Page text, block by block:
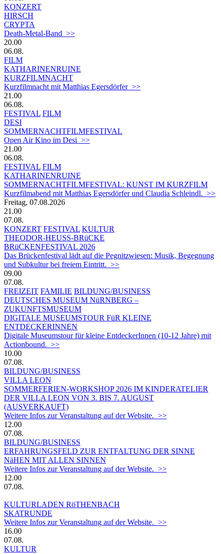
KONZERT
HIRSCH
CRYPTA
Death-Metal-Band >>
20.00
06.08.
FILM
KATHARINENRUINE
KURZFILMNACHT
Kurzfilmnacht mit Matthias Egersdörfer >>
21.00
06.08.
FESTIVAL FILM
DESI
SOMMERNACHTFILMFESTIVAL
Open Air Kino im Desi >>
21.00
06.08.
FESTIVAL FILM
KATHARINENRUINE
SOMMERNACHTFILMFESTIVAL: KUNST IM KURZFILM
Kurzfilmabend mit Matthias Egersdörfer und Claudia Schleindl. >>
Freitag, 07.08.2026
21.00
07.08.
KONZERT FESTIVAL KULTUR
THEODOR-HEUSS-BRüCKE
BRüCKENFESTIVAL 2026
Das Brückenfestival lädt auf die Pegnitzwiesen: Musik, Begegnung
und Subkultur bei freiem Eintritt. >>
09.00
07.08.
FREIZEIT FAMILIE BILDUNG/BUSINESS
DEUTSCHES MUSEUM NüRNBERG –
ZUKUNFTSMUSEUM
DIGITALE MUSEUMSTOUR FüR KLEINE
ENTDECKERINNEN
Digitale Museumstour für kleine EntdeckerInnen (10-12 Jahre) mit
Actionbound. >>
10.00
07.08.
BILDUNG/BUSINESS
VILLA LEON
SOMMERFERIEN-WORKSHOP 2026 IM KINDERATELIER
DER VILLA LEON VON 3. BIS 7. AUGUST
(AUSVERKAUFT)
Weitere Infos zur Veranstaltung auf der Website. >>
12.00
07.08.
BILDUNG/BUSINESS
ERFAHRUNGSFELD ZUR ENTFALTUNG DER SINNE
NäHEN MIT ALLEN SINNEN
Weitere Infos zur Veranstaltung auf der Website. >>
12.00
07.08.
KULTURLADEN RöTHENBACH
SKATRUNDE
Weitere Infos zur Veranstaltung auf der Website. >>
16.00
07.08.
KULTUR